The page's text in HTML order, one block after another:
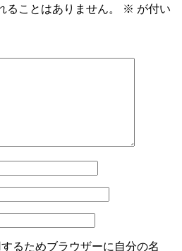
ことはありません。 ※ が付い
るためブラウザーに自分の名